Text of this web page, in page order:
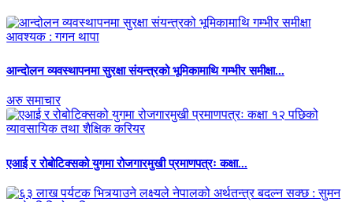
आन्दोलन व्यवस्थापनमा सुरक्षा संयन्त्रको भूमिकामाथि गम्भीर समीक्षा...
अरु समाचार
एआई र रोबोटिक्सको युगमा रोजगारमुखी प्रमाणपत्रः कक्षा...